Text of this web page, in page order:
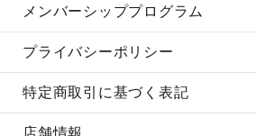
メンバーシッププログラム
プライバシーポリシー
特定商取引に基づく表記
店舗情報